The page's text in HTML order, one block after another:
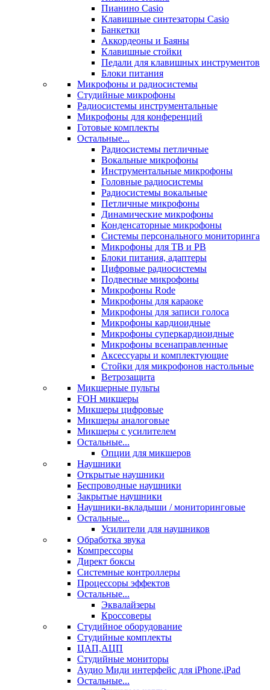
Пианино Casio
Клавишные синтезаторы Casio
Банкетки
Аккордеоны и Баяны
Клавишные стойки
Педали для клавишных инструментов
Блоки питания
Микрофоны и радиосистемы
Студийные микрофоны
Радиосистемы инструментальные
Микрофоны для конференций
Готовые комплекты
Остальные...
Радиосистемы петличные
Вокальные микрофоны
Инструментальные микрофоны
Головные радиосистемы
Радиосистемы вокальные
Петличные микрофоны
Динамические микрофоны
Конденсаторные микрофоны
Системы персонального мониторинга
Микрофоны для ТВ и РВ
Блоки питания, адаптеры
Цифровые радиосистемы
Подвесные микрофоны
Микрофоны Rode
Микрофоны для караоке
Микрофоны для записи голоса
Микрофоны кардиоидные
Микрофоны суперкардиоидные
Микрофоны всенаправленные
Аксессуары и комплектующие
Стойки для микрофонов настольные
Ветрозащита
Микшерные пульты
FOH микшеры
Микшеры цифровые
Микшеры аналоговые
Микшеры с усилителем
Остальные...
Опции для микшеров
Наушники
Открытые наушники
Беспроводные наушники
Закрытые наушники
Наушники-вкладыши / мониторинговые
Остальные...
Усилители для наушников
Обработка звука
Компрессоры
Директ боксы
Системные контроллеры
Процессоры эффектов
Остальные...
Эквалайзеры
Кроссоверы
Студийное оборудование
Студийные комплекты
ЦАП,АЦП
Студийные мониторы
Аудио Миди интерфейс для iPhone,iPad
Остальные...